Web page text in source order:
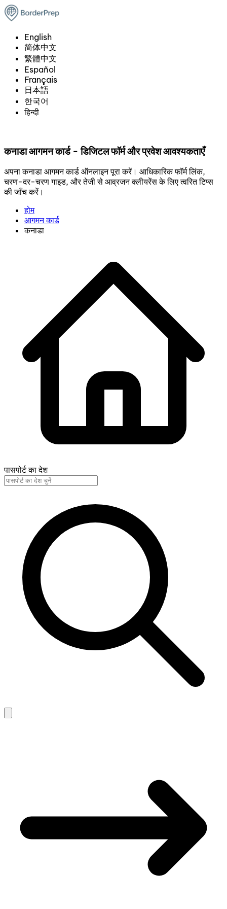
English
简体中文
繁體中文
Español
Français
日本語
한국어
हिन्दी
कनाडा आगमन कार्ड - डिजिटल फॉर्म और प्रवेश आवश्यकताएँ
अपना कनाडा आगमन कार्ड ऑनलाइन पूरा करें। आधिकारिक फॉर्म लिंक,
चरण-दर-चरण गाइड, और तेजी से आव्रजन क्लीयरेंस के लिए त्वरित टिप्स
की जाँच करें।
होम
आगमन कार्ड
कनाडा
पासपोर्ट का देश